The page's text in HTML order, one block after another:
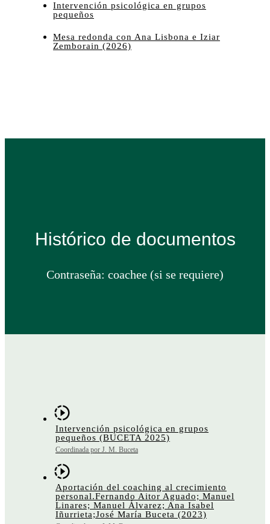
Intervención psicológica en grupos
pequeños
Mesa redonda con Ana Lisbona e Iziar
Zemborain (2026)
Histórico de documentos
Contraseña: coachee (si se requiere)
Intervención psicológica en grupos
pequeños (BUCETA 2025)
Coordinada por J. M. Buceta
Aportación del coaching al crecimiento
personal.Fernando Aitor Aguado; Manuel
Linares; Manuel Álvarez; Ana Isabel
Iñurrieta;José María Buceta (2023)